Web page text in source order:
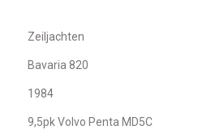
Zeiljachten
Bavaria 820
1984
9,5pk Volvo Penta MD5C